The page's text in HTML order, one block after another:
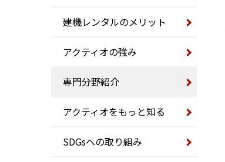
建機レンタルのメリット
アクティオの強み
専門分野紹介
アクティオをもっと知る
SDGsへの取り組み